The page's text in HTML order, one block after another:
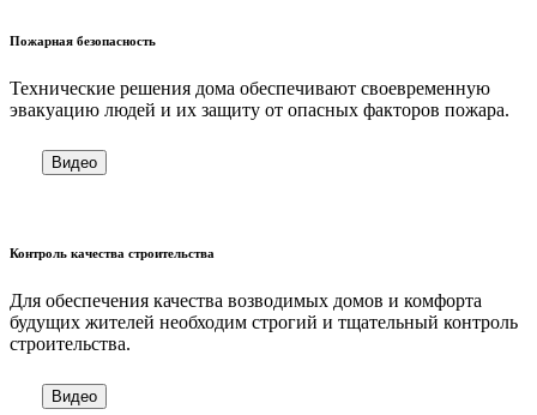
Пожарная безопасность
Технические решения дома обеспечивают своевременную
эвакуацию людей и их защиту от опасных факторов пожара.
Видео
Контроль качества строительства
Для обеспечения качества возводимых домов и комфорта
будущих жителей необходим строгий и тщательный контроль
строительства.
Видео